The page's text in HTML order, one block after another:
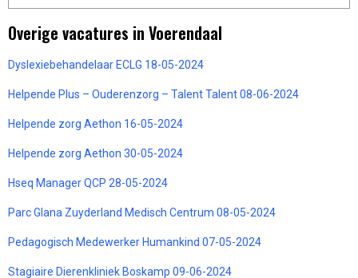
Overige vacatures in Voerendaal
Dyslexiebehandelaar ECLG 18-05-2024
Helpende Plus – Ouderenzorg – Talent Talent 08-06-2024
Helpende zorg Aethon 16-05-2024
Helpende zorg Aethon 30-05-2024
Hseq Manager QCP 28-05-2024
Parc Glana Zuyderland Medisch Centrum 08-05-2024
Pedagogisch Medewerker Humankind 07-05-2024
Stagiaire Dierenkliniek Boskamp 09-06-2024